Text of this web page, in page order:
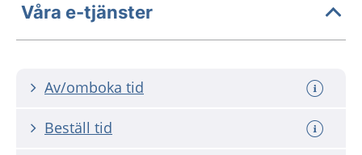
Våra e-tjänster
Av/omboka tid
Beställ tid